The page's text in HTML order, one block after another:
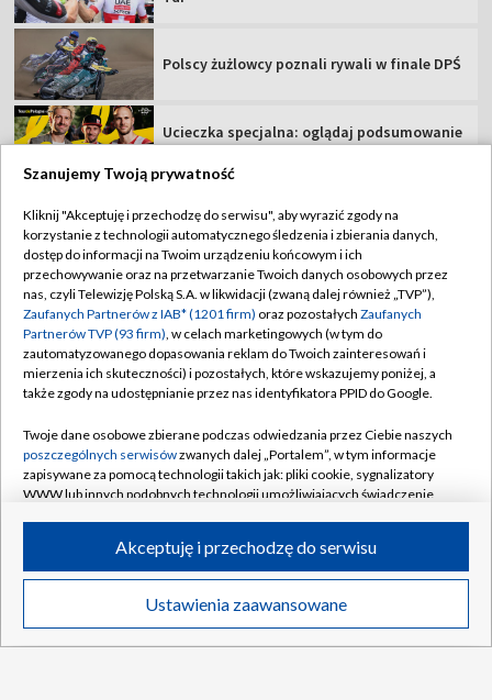
Transmisje Wideo
Polscy żużlowcy poznali rywali w finale DPŚ
Ucieczka specjalna: oglądaj podsumowanie
5. etapu Tour de Pologne!
Rodzinny pojedynek na TdP. Jeden z braci
wygrał etap!
Polonia Bytom – Pogoń Siedlce. Betclic 1
Liga [SKRÓT]
TVP
Abonament TVP
Sklep TVP
Telegazeta ogłoszenia
Emisja w TVP
Regulamin TVP
Polityka prywatności
Kontakt
Szanujemy Twoją prywatność
Kliknij "Akceptuję i przechodzę do serwisu", aby wyrazić zgody na
korzystanie z technologii automatycznego śledzenia i zbierania danych,
dostęp do informacji na Twoim urządzeniu końcowym i ich
przechowywanie oraz na przetwarzanie Twoich danych osobowych przez
nas, czyli Telewizję Polską S.A. w likwidacji (zwaną dalej również „TVP”),
Zaufanych Partnerów z IAB* (1201 firm) oraz pozostałych Zaufanych
Partnerów TVP (93 firm), w celach marketingowych (w tym do
zautomatyzowanego dopasowania reklam do Twoich zainteresowań i
mierzenia ich skuteczności) i pozostałych, które wskazujemy poniżej, a
także zgody na udostępnianie przez nas identyfikatora PPID do Google.
Twoje dane osobowe zbierane podczas odwiedzania przez Ciebie naszych
poszczególnych serwisówzwanych dalej „Portalem”, w tym informacje
zapisywane za pomocą technologii takich jak: pliki cookie, sygnalizatory
WWW lub innych podobnych technologii umożliwiających świadczenie
ruchu w Internecie.
Twoje dane osobowe zbierane podczas odwiedzania przez Ciebie
poszczególnych serwisówna Portalu, takie jak adresy IP, identyfikatory
Ustawienia zaawansowane
Akceptuję i przechodzę do serwisu